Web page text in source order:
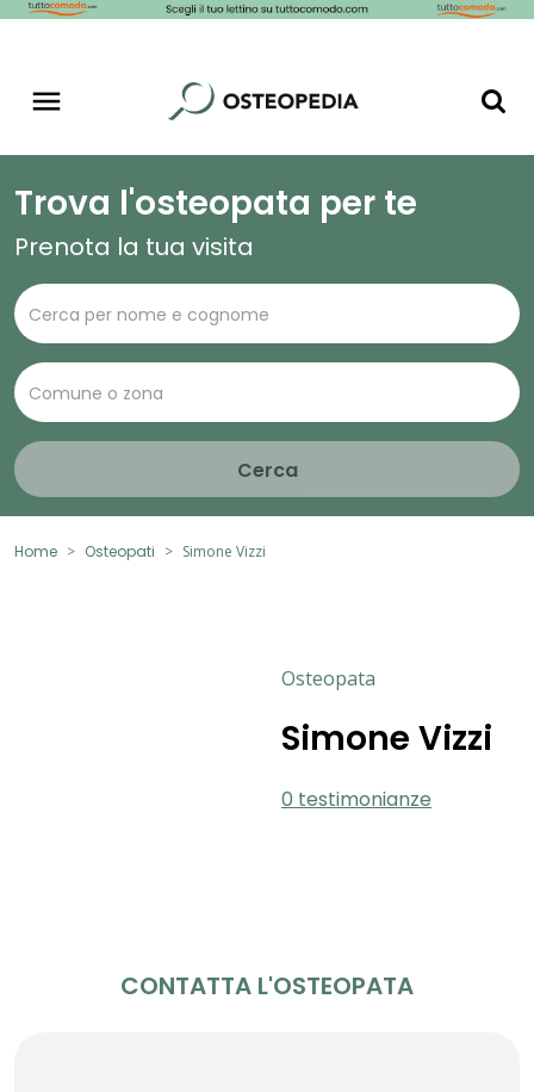
Trova l'osteopata per te
Prenota la tua visita
Cerca
Home Osteopati Simone Vizzi
Osteopata
Simone Vizzi
0 testimonianze
CONTATTA L'OSTEOPATA